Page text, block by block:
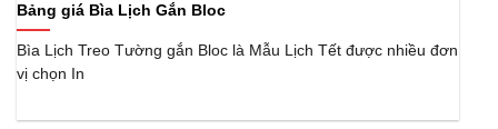
Bảng giá Bìa Lịch Gắn Bloc
Bìa Lịch Treo Tường gắn Bloc là Mẫu Lịch Tết được nhiều đơn
vị chọn In